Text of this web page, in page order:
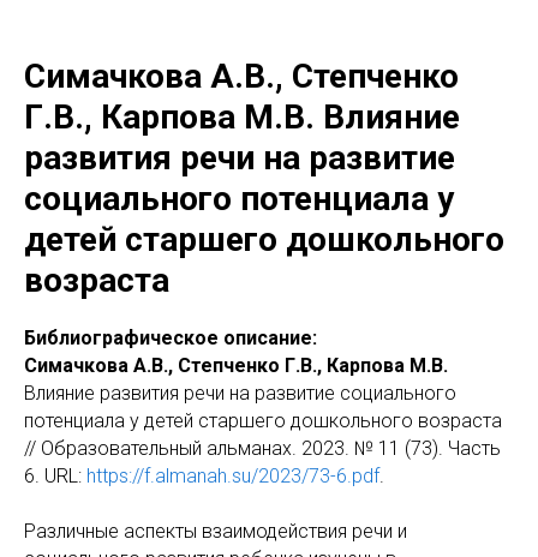
Симачкова А.В., Степченко
Г.В., Карпова М.В. Влияние
развития речи на развитие
социального потенциала у
детей старшего дошкольного
возраста
Библиографическое описание:
Симачкова А.В., Степченко Г.В., Карпова М.В.
Влияние развития речи на развитие социального
потенциала у детей старшего дошкольного возраста
// Образовательный альманах. 2023. № 11 (73). Часть
6. URL: https://f.almanah.su/2023/73-6.pdf.
Различные аспекты взаимодействия речи и